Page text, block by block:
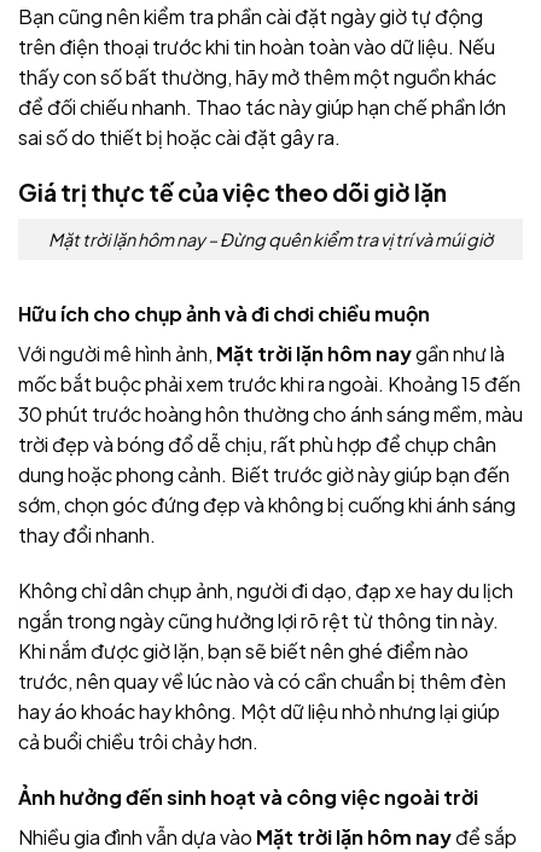
Bạn cũng nên kiểm tra phần cài đặt ngày giờ tự động
trên điện thoại trước khi tin hoàn toàn vào dữ liệu. Nếu
thấy con số bất thường, hãy mở thêm một nguồn khác
để đối chiếu nhanh. Thao tác này giúp hạn chế phần lớn
sai số do thiết bị hoặc cài đặt gây ra.
Giá trị thực tế của việc theo dõi giờ lặn
Mặt trời lặn hôm nay – Đừng quên kiểm tra vị trí và múi giờ
Hữu ích cho chụp ảnh và đi chơi chiều muộn
Với người mê hình ảnh, Mặt trời lặn hôm naygần như là
mốc bắt buộc phải xem trước khi ra ngoài. Khoảng 15 đến
30 phút trước hoàng hôn thường cho ánh sáng mềm, màu
trời đẹp và bóng đổ dễ chịu, rất phù hợp để chụp chân
dung hoặc phong cảnh. Biết trước giờ này giúp bạn đến
sớm, chọn góc đứng đẹp và không bị cuống khi ánh sáng
thay đổi nhanh.
Không chỉ dân chụp ảnh, người đi dạo, đạp xe hay du lịch
ngắn trong ngày cũng hưởng lợi rõ rệt từ thông tin này.
Khi nắm được giờ lặn, bạn sẽ biết nên ghé điểm nào
trước, nên quay về lúc nào và có cần chuẩn bị thêm đèn
hay áo khoác hay không. Một dữ liệu nhỏ nhưng lại giúp
cả buổi chiều trôi chảy hơn.
Ảnh hưởng đến sinh hoạt và công việc ngoài trời
Nhiều gia đình vẫn dựa vào Mặt trời lặn hôm nayđể sắp